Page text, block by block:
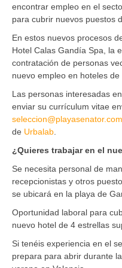
encontrar empleo en el
para cubrir nuevos puestos
En estos nuevos procesos
Hotel Calas Gandía Spa, la
contratación de personas
nuevo empleo en hoteles de
Las personas interesadas
enviar su currículum vitae
seleccion@playasenator.com
de Urbalab
¿Quieres trabajar en el
Se necesita personal de
recepcionistas y otros
se ubicará en la playa de
Oportunidad laboral para
nuevo hotel de 4 estrellas
Si tenéis experiencia en el
prepara para abrir durante